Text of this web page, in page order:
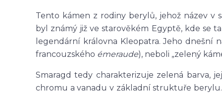
Tento kámen z rodiny berylů, jehož název v
byl známý již ve starověkém Egyptě, kde se
legendární královna Kleopatra. Jeho dnešní
francouzského émeraude), neboli „zelený
Smaragd tedy charakterizuje zelená barva,
chromu a vanadu v základní struktuře